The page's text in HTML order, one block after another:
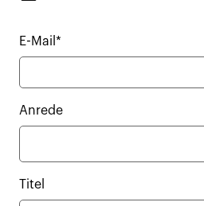
E-Mail*
Anrede
Titel